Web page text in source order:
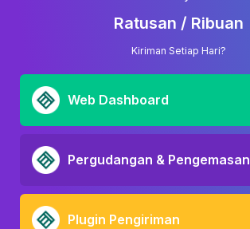
Ratusan / Ribuan
Kiriman Setiap Hari?
Web Dashboard
Pergudangan & Pengemasan
Plugin Pengiriman